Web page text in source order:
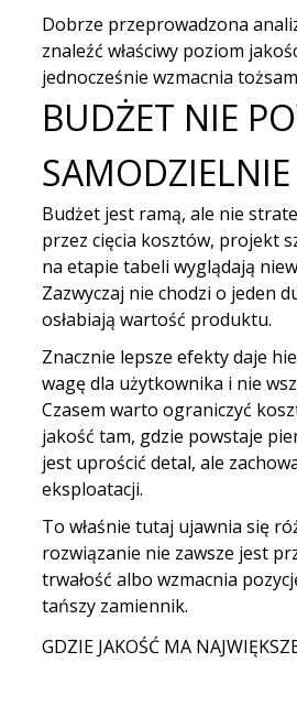
Dobrze przeprowadzona
znaleźć właściwy poziom
jednocześnie wzmacnia
BUDŻET NIE
SAMODZIELNIE
Budżet jest ramą, ale nie
przez cięcia kosztów, projekt
na etapie tabeli wyglądają
Zazwyczaj nie chodzi o jeden
osłabiają wartość produktu.
Znacznie lepsze efekty daje
wagę dla użytkownika i nie
Czasem warto ograniczyć
jakość tam, gdzie powstaje
jest uprościć detal, ale
eksploatacji.
To właśnie tutaj ujawnia się
rozwiązanie nie zawsze jest
trwałość albo wzmacnia
tańszy zamiennik.
GDZIE JAKOŚĆ MA